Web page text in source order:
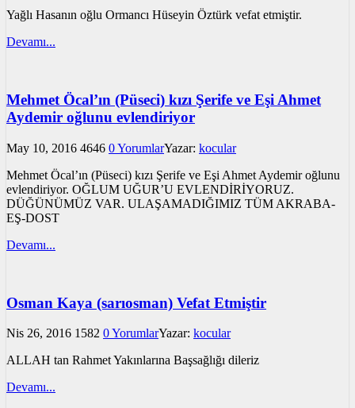
Yağlı Hasanın oğlu Ormancı Hüseyin Öztürk vefat etmiştir.
Devamı...
Mehmet Öcal’ın (Püseci) kızı Şerife ve Eşi Ahmet
Aydemir oğlunu evlendiriyor
May 10, 2016 4646 0 YorumlarYazar: kocular
Mehmet Öcal’ın (Püseci) kızı Şerife ve Eşi Ahmet Aydemir oğlunu
evlendiriyor. OĞLUM UĞUR’U EVLENDİRİYORUZ.
DÜĞÜNÜMÜZ VAR. ULAŞAMADIĞIMIZ TÜM AKRABA-
EŞ-DOST
Devamı...
Osman Kaya (sarıosman) Vefat Etmiştir
Nis 26, 2016 1582 0 YorumlarYazar: kocular
ALLAH tan Rahmet Yakınlarına Başsağlığı dileriz
Devamı...